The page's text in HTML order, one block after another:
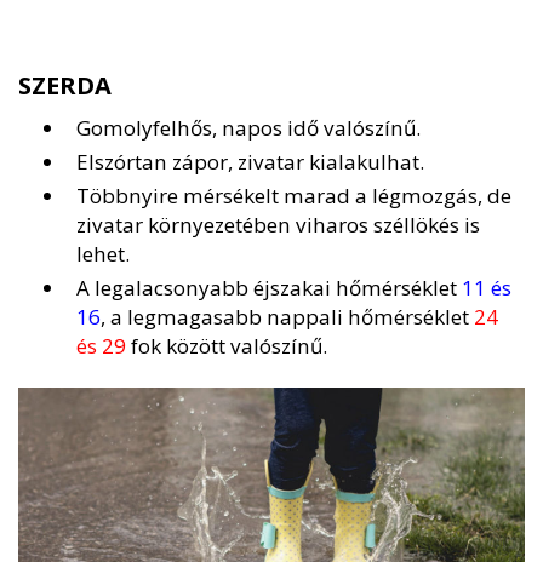
SZERDA
Gomolyfelhős, napos idő valószínű.
Elszórtan zápor, zivatar kialakulhat.
Többnyire mérsékelt marad a légmozgás, de
zivatar környezetében viharos széllökés is
lehet.
A legalacsonyabb éjszakai hőmérséklet 11 és
16, a legmagasabb nappali hőmérséklet 24
és 29fok között valószínű.